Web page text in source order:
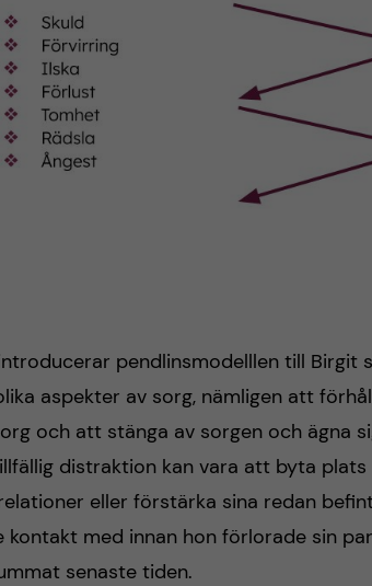
pendlinsmodelllen till Birgit
aspekter av sorg, nämligen att
och att stänga av sorgen och ägna
distraktion kan vara att byta plats
eller förstärka sina redan
kontakt med innan hon förlorade sin
senaste tiden.